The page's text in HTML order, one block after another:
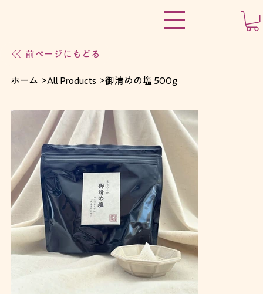
ホーム >All Products >御清めの塩 500g
前ページにもどる